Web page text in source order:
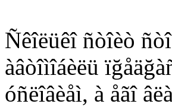
Ñêîëüêî ñòîèò
àâòîìîáèëü
óñëîâèåì, à åãî